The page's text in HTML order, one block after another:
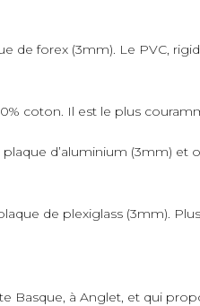
de forex (3mm). Le PVC,
coton. Il est le plus
d’aluminium (3mm) et
de plexiglass (3mm).
Basque, à Anglet, et qui